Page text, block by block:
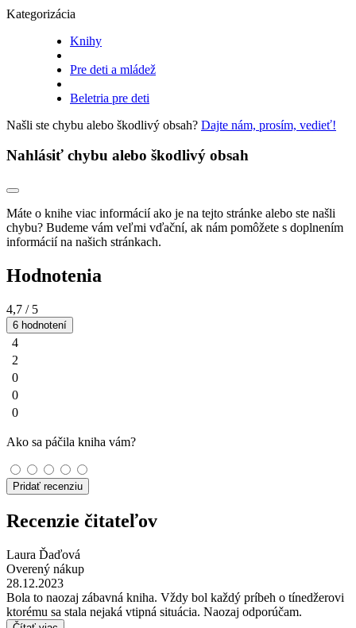
Kategorizácia
Knihy
Pre deti a mládež
Beletria pre deti
Našli ste chybu alebo škodlivý obsah? Dajte nám, prosím, vedieť!
Nahlásiť chybu alebo škodlivý obsah
Máte o knihe viac informácií ako je na tejto stránke alebo ste našli
chybu? Budeme vám veľmi vďační, ak nám pomôžete s doplnením
informácií na našich stránkach.
Hodnotenia
4,7 / 5
6 hodnotení
4
2
0
0
0
Ako sa páčila kniha vám?
Pridať recenziu
Recenzie čitateľov
Laura Ďaďová
Overený nákup
28.12.2023
Bola to naozaj zábavná kniha. Vždy bol každý príbeh o tínedžerovi
ktorému sa stala nejaká vtipná situácia. Naozaj odporúčam.